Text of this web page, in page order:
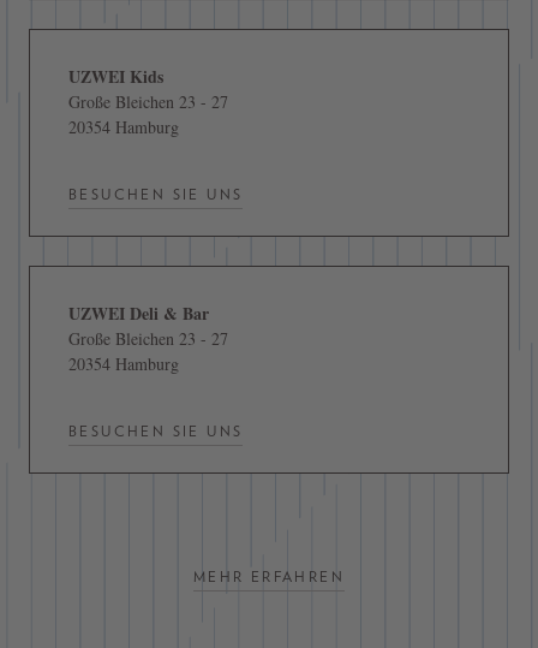
UZWEI Kids
Große Bleichen 23 - 27
20354 Hamburg
BESUCHEN SIE UNS
UZWEI Deli & Bar
Große Bleichen 23 - 27
20354 Hamburg
BESUCHEN SIE UNS
MEHR ERFAHREN